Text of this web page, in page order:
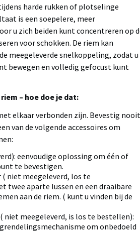
harde rukken of plotselinge
is een soepelere, meer
u zich beiden kunt concentreren op
voor schokken. De riem kan
meegeleverde snelkoppeling, zodat u
bewegen en volledig gefocust kunt
– hoe doe je dat:
elkaar verbonden zijn. Bevestig nooit
van de volgende accessoires om
eenvoudige oplossing om één of
te bevestigen.
( niet meegeleverd, los te
twee aparte lussen en een draaibare
aan de riem. ( kunt u vinden bij de
niet meegeleverd, is los te bestellen):
om onbedoeld